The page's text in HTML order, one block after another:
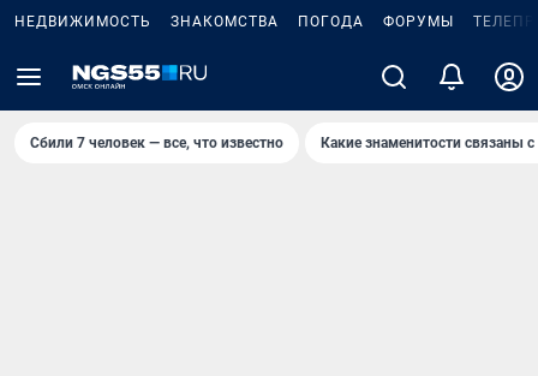
НЕДВИЖИМОСТЬ ЗНАКОМСТВА ПОГОДА ФОРУМЫ
Сбили 7 человек — все, что известно Какие знаменитости связаны